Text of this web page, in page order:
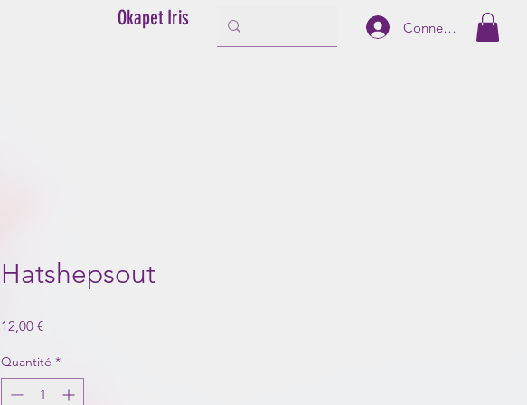
Okapet Iris Connexion
Hatshepsout
12,00 €Prix
Quantité *